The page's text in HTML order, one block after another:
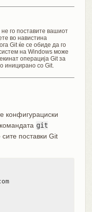
го поставите вашиот
во навистина
Git ќе се обиде да го
на Windows може
операција Git за
иницирано со Git.
конфигурациски
git
поставки Git